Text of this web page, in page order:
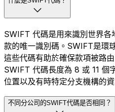
SWIFT 代碼是用來識別世界各
款的唯一識別碼。SWIFT是環
這些代碼有助於確保款項被路
SWIFT 代碼長度為 8 或 11 個
位置以及有時特定分支機構的資
不同分公司的SWIFT代碼是否相同？